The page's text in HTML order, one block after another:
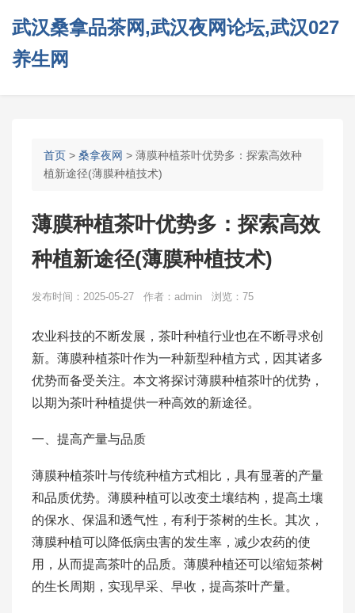
武汉桑拿品茶网,武汉夜网论坛,武汉027
养生网
首页 > 桑拿夜网 > 薄膜种植茶叶优势多：探索高效种
植新途径(薄膜种植技术)
薄膜种植茶叶优势多：探索高效
种植新途径(薄膜种植技术)
发布时间：2025-05-27 作者：admin 浏览：75
农业科技的不断发展，茶叶种植行业也在不断寻求创
新。薄膜种植茶叶作为一种新型种植方式，因其诸多
优势而备受关注。本文将探讨薄膜种植茶叶的优势，
以期为茶叶种植提供一种高效的新途径。
一、提高产量与品质
薄膜种植茶叶与传统种植方式相比，具有显著的产量
和品质优势。薄膜种植可以改变土壤结构，提高土壤
的保水、保温和透气性，有利于茶树的生长。其次，
薄膜种植可以降低病虫害的发生率，减少农药的使
用，从而提高茶叶的品质。薄膜种植还可以缩短茶树
的生长周期，实现早采、早收，提高茶叶产量。